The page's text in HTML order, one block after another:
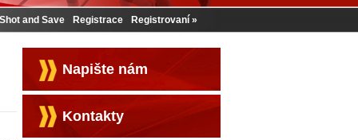
Shot and Save Registrace Registrovaní
Napište nám
Kontakty